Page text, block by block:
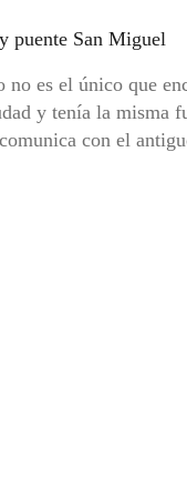
puente San Miguel
no es el único que
y tenía la misma
con el